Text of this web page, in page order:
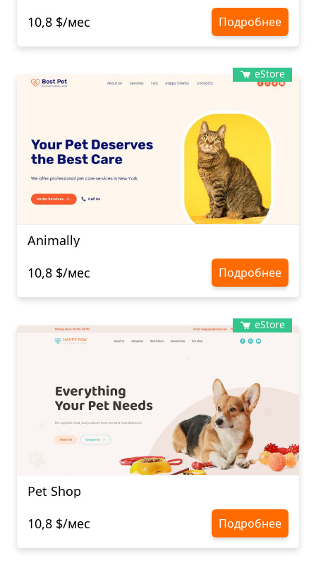
10,8 $/мес
Подробнее
eStore
Animally
10,8 $/мес
Подробнее
eStore
Pet Shop
10,8 $/мес
Подробнее